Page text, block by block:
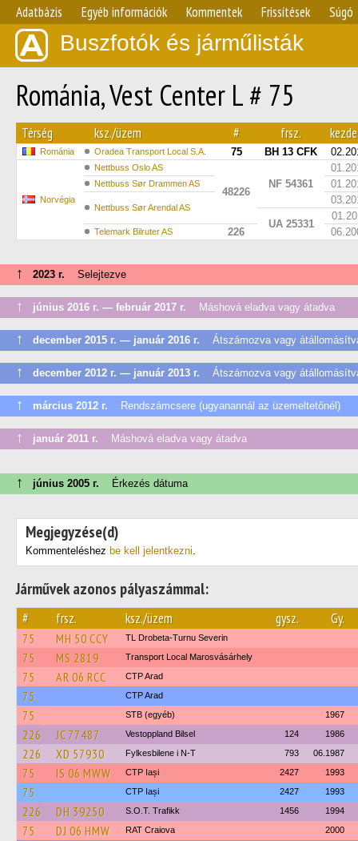
Adatbázis Egyéb információk Kommentek Frissítések Súgó
Buszfotók és járműlisták
Románia, Vest Center L # 75
Térség ksz./üzem # frsz.
Románia Oradea Transport Local S.A. 75 BH 13 CFK
Norvégia
Nettbuss Oslo AS
48226
NF 54361
Nettbuss Sør Drammen AS
Nettbuss Sør Arendal AS
UA 25331
Telemark Bilruter AS 226
↑ 2023 г. Selejtezve
↑ június 2016 г. — február 2017 г. Máshová eladva vagy átadva
↑ december 2015 г. — január 2016 г. Átszámozva vagy
↑ december 2012 г. — január 2013 г. Átszámozva vagy
↑ március 2012 г. Rendszámcsere (ugyanannál az üzemeltetőnél)
↑ január 2011 г. Máshová eladva vagy átadva
↑ június 2005 г. Érkezés dátuma
Megjegyzése(d)
Kommenteléshez be kell jelentkezni.
Járművek azonos pályaszámmal:
# frsz. ksz./üzem gysz. Gy.
75 MH 50 CCY TL Drobeta-Turnu Severin
75 MS 2819 Transport Local Marosvásárhely
75 AR 06 RCC CTP Arad
75 CTP Arad
75 STB (egyéb) 1967
226 JC 77487 Vestoppland Bilsel 124 1986
226 XD 57930 Fylkesbilene i N-T 793 06.1987
75 IS 06 MWW CTP Iași 2427 1993
75 CTP Iași 2427 1993
226 DH 39250 S.O.T. Trafikk 1456 1994
75 DJ 06 HMW RAT Craiova 2000